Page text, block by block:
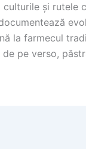
și rutele
la farmecul
pe verso,